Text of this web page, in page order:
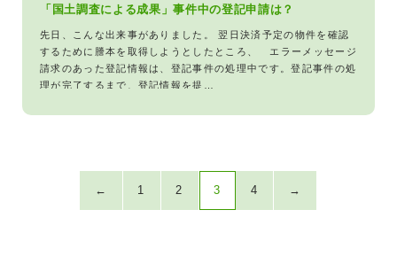
「国土調査による成果」事件中の登記申請は？
先日、こんな出来事がありました。 翌日決済予定の物件を確認
するために謄本を取得しようとしたところ、 エラーメッセージ
請求のあった登記情報は、登記事件の処理中です。登記事件の処
理が完了するまで、登記情報を提…
← 1 2 3 4 →